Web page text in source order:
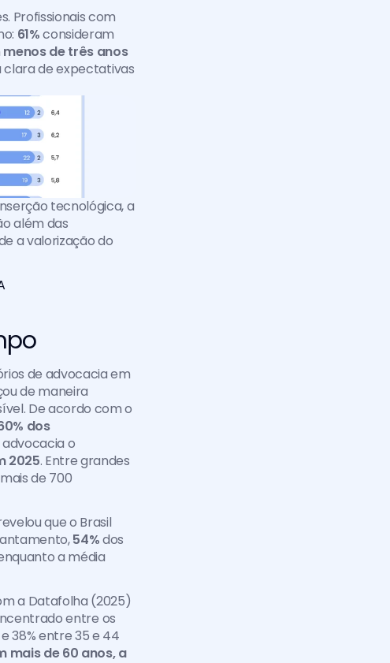
Profissionais com
61% consideram
menos de três anos
clara de expectativas
tecnológica, a
além das
a valorização do
de advocacia em
de maneira
De acordo com o
dos
o
2025. Entre grandes
de 700
que o Brasil
54% dos
a média
a Datafolha (2025)
entre os
38% entre 35 e 44
mais de 60 anos, a